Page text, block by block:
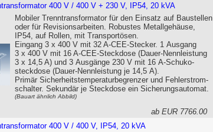
400 V / 400 V + 230 V, IP54, 20 kVA
Mobiler Trenntransformator für den Einsatz auf Baustellen
oder für Revisions­arbeiten. Robustes Metall­gehäuse,
IP54, auf Rollen, mit Transport­ösen.
Eingang 3 x 400 V mit 32 A-CEE-Stecker. 1 Ausgang
3 x 400 V mit 16 A-CEE-Steckdose (Dauer-Nennleistung
3 x 14,5 A) und 3 Ausgänge 230 V mit 16 A-Schuko­
steckdose (Dauer-Nennleistung je 14,5 A).
Primär Sicherheits­temperatur­begrenzer und Fehlerstrom­
schalter. Sekundär je Steckdose ein Sicherungsautomat.
(Bauart ähnlich Abbild)
ab EUR 7766.00
400 V / 400 V, IP54, 20 kVA